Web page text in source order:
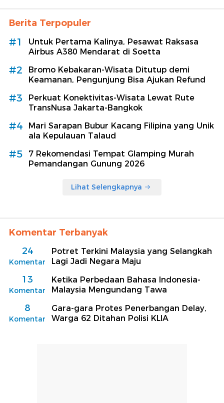
Berita Terpopuler
#1
Untuk Pertama Kalinya, Pesawat Raksasa
Airbus A380 Mendarat di Soetta
#2
Bromo Kebakaran-Wisata Ditutup demi
Keamanan, Pengunjung Bisa Ajukan Refund
#3
Perkuat Konektivitas-Wisata Lewat Rute
TransNusa Jakarta-Bangkok
#4
Mari Sarapan Bubur Kacang Filipina yang Unik
ala Kepulauan Talaud
#5
7 Rekomendasi Tempat Glamping Murah
Pemandangan Gunung 2026
Lihat Selengkapnya
Komentar Terbanyak
24
Komentar
Potret Terkini Malaysia yang Selangkah
Lagi Jadi Negara Maju
13
Komentar
Ketika Perbedaan Bahasa Indonesia-
Malaysia Mengundang Tawa
8
Komentar
Gara-gara Protes Penerbangan Delay,
Warga 62 Ditahan Polisi KLIA